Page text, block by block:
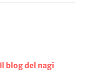
blog del nagi